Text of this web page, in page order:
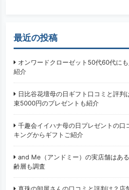
最近の投稿
オンワードクローゼット50代60代に
紹介
日比谷花壇母の日ギフト口コミと評判
束5000円のプレゼントも紹介
千趣会イイハナ母の日プレゼントの口
キングからギフトご紹介
and Me（アンドミー）の実店舗はあ
齢層も調査